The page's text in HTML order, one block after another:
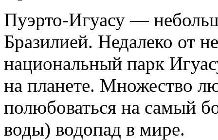
Пуэрто-Игуасу —
Бразилией. Недалеко от
национальный парк
на планете. Множество
полюбоваться на самый
воды) водопад в мире.